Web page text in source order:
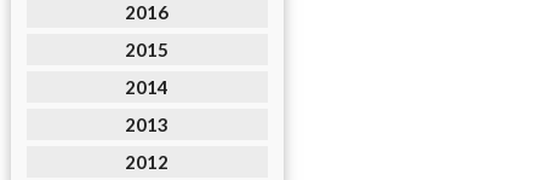
2016
2015
2014
2013
2012